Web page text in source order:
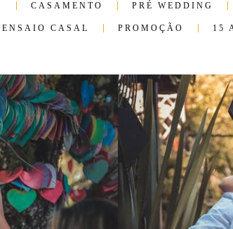
CASAMENTO PRÉ WEDDING
ENSAIO CASAL PROMOÇÃO 15